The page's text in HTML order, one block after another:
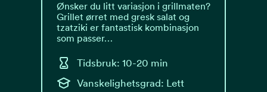
Ønsker du litt variasjon i grillmaten?
Grillet ørret med gresk salat og
tzatziki er fantastisk kombinasjon
som passer…
Tidsbruk: 10-20 min
Vanskelighetsgrad: Lett